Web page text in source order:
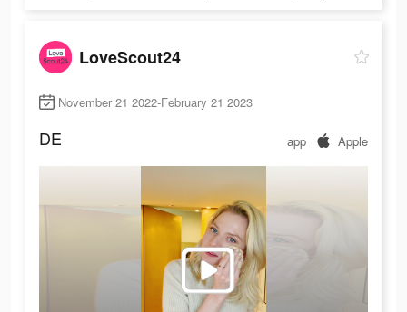
LoveScout24
November 21 2022-February 21 2023
DE app Apple